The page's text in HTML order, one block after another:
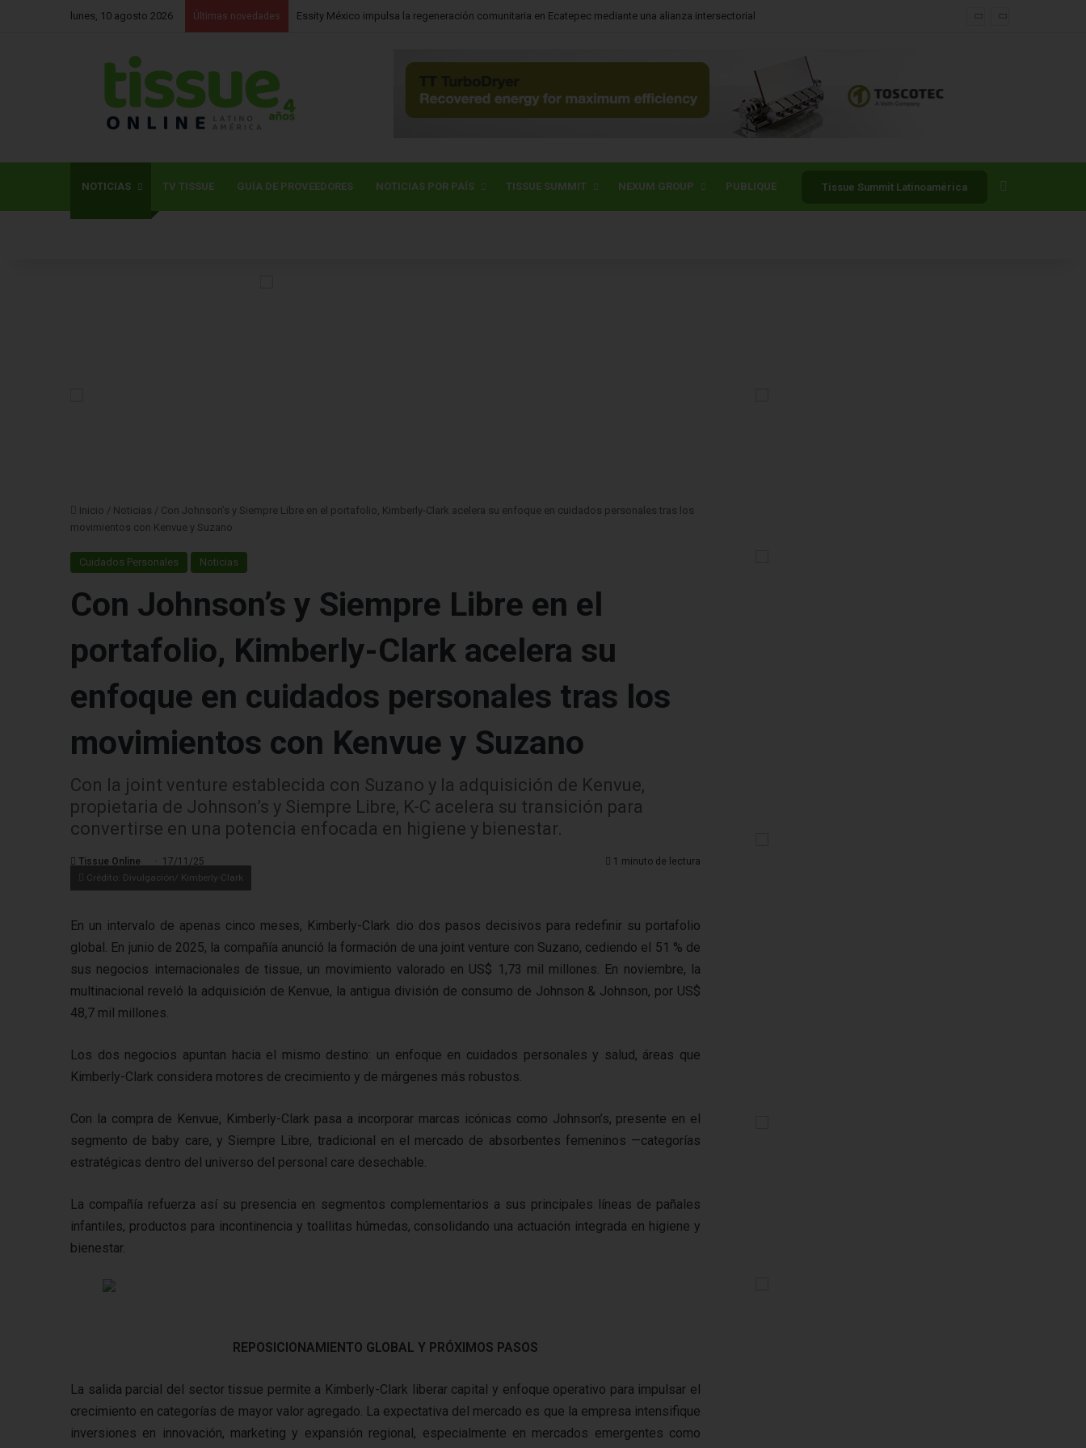
lunes, 10 agosto 2026 Últimas novedades
NOTICIAS TV TISSUE GUÍA DE PROVEEDORES NOTICIAS POR PAÍS TISSUE SUMMIT NEXUM GROUP PUBLIQUE Tissue Summit Latinoamérica
Inicio / Noticias / Con Johnson’s y Siempre Libre en el portafolio, Kimberly-Clark acelera su enfoque en cuidados personales tras los
movimientos con Kenvue y Suzano
Cuidados Personales Noticias
Con Johnson’s y Siempre Libre en el
portafolio, Kimberly-Clark acelera su
enfoque en cuidados personales tras los
movimientos con Kenvue y Suzano
Con la joint venture establecida con Suzano y la adquisición de Kenvue,
propietaria de Johnson’s y Siempre Libre, K-C acelera su transición para
convertirse en una potencia enfocada en higiene y bienestar.
Tissue Online 17/11/25
1 minuto de lectura
Crédito: Divulgación/ Kimberly-Clark
En un intervalo de apenas cinco meses, Kimberly-Clark dio dos pasos decisivos para redefinir su portafolio
global. En junio de 2025, la compañía anunció la formación de una joint venture con Suzano, cediendo el 51 % de
sus negocios internacionales de tissue, un movimiento valorado en US$ 1,73 mil millones. En noviembre, la
multinacional reveló la adquisición de Kenvue, la antigua división de consumo de Johnson & Johnson, por US$
48,7 mil millones.
Los dos negocios apuntan hacia el mismo destino: un enfoque en cuidados personales y salud, áreas que
Kimberly-Clark considera motores de crecimiento y de márgenes más robustos.
Con la compra de Kenvue, Kimberly-Clark pasa a incorporar marcas icónicas como Johnson’s, presente en el
segmento de baby care, y Siempre Libre, tradicional en el mercado de absorbentes femeninos —categorías
estratégicas dentro del universo del personal care desechable.
La compañía refuerza así su presencia en segmentos complementarios a sus principales líneas de pañales
infantiles, productos para incontinencia y toallitas húmedas, consolidando una actuación integrada en higiene y
bienestar.
REPOSICIONAMIENTO GLOBAL Y PRÓXIMOS PASOS
La salida parcial del sector tissue permite a Kimberly-Clark liberar capital y enfoque operativo para impulsar el
crecimiento en categorías de mayor valor agregado. La expectativa del mercado es que la empresa intensifique
inversiones en innovación, marketing y expansión regional, especialmente en mercados emergentes como